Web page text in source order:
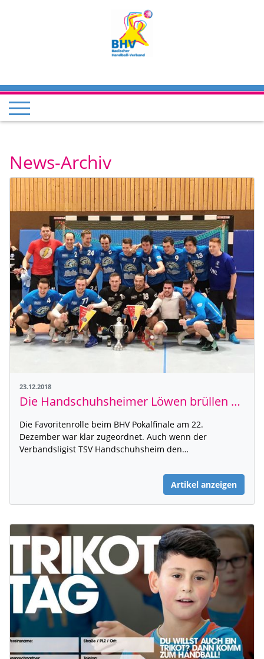
News-Archiv
23.12.2018
Die Handschuhsheimer Löwen brüllen sich zum BHV-Pokalsieger
Die Favoritenrolle beim BHV Pokalfinale am 22.
Dezember war klar zugeordnet. Auch wenn der
Verbandsligist TSV Handschuhsheim den…
Artikel anzeigen